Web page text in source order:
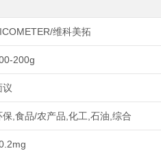
维科美拓
200g
议
保,食品/农产品,化工,石油,综合